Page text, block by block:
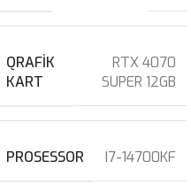
QRAFIK
KART
RTX 4070
SUPER 12GB
PROSESSOR I7-14700KF